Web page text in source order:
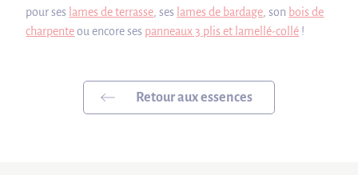
pour ses lames de terrasse , ses lames de bardage , son bois de
charpenteou encore ses panneaux 3 plis et lamellé-collé !
Retour aux essences